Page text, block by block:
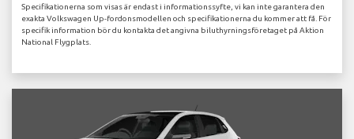
Specifikationerna som visas är endast i informationssyfte, vi kan inte garantera den
exakta Volkswagen Up-fordonsmodellen och specifikationerna du kommer att få. För
specifik information bör du kontakta det angivna biluthyrningsföretaget på Aktion
National Flygplats.